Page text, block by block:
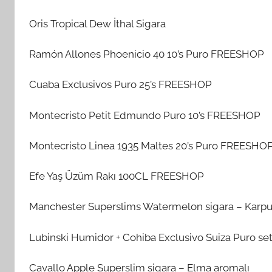
Oris Tropical Dew İthal Sigara
Ramón Allones Phoenicio 40 10’s Puro FREESHOP
Cuaba Exclusivos Puro 25’s FREESHOP
Montecristo Petit Edmundo Puro 10’s FREESHOP
Montecristo Linea 1935 Maltes 20’s Puro
Efe Yaş Üzüm Rakı 100CL FREESHOP
Manchester Superslims Watermelon sigara –
Lubinski Humidor + Cohiba Exclusivo Suiza Puro
Cavallo Apple Superslim sigara – Elma aromalı